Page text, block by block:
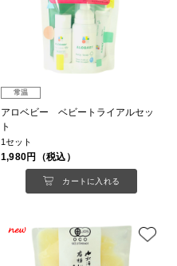
常温
アロベビー ベビートライアルセッ
ト
1セット
1,980円（税込）
カートに入れる